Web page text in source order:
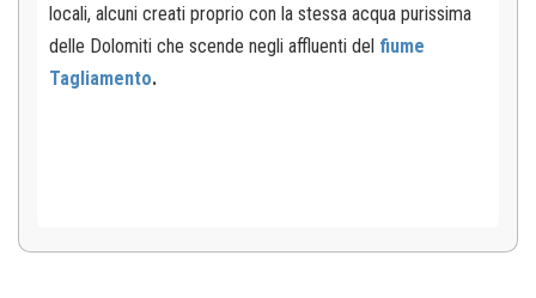
locali, alcuni creati proprio con la stessa acqua purissima
delle Dolomiti che scende negli affluenti del fiume
Tagliamento.